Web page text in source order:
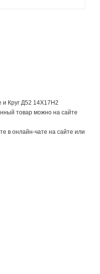
и Круг Д52 14Х17Н2
товар можно на сайте
в онлайн-чате на сайте или